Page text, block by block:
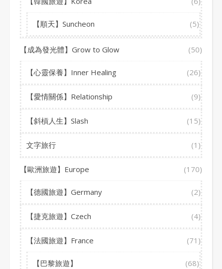
【順天】Suncheon (5)
【成為發光體】Grow to Glow (50)
【心靈保養】Inner Healing (26)
【愛情關係】Relationship (9)
【斜槓人生】Slash (15)
文字旅行 (1)
【歐洲旅遊】Europe (170)
【德國旅遊】Germany (2)
【捷克旅遊】Czech (4)
【法國旅遊】France (71)
【巴黎旅遊】 (68)